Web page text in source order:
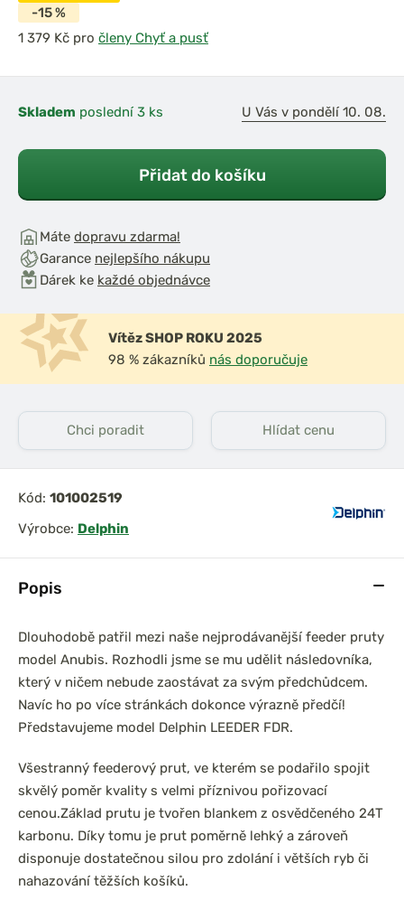
Popis
Dlouhodobě patřil mezi naše nejprodávanější feeder pruty
model Anubis. Rozhodli jsme se mu udělit následovníka,
který v ničem nebude zaostávat za svým předchůdcem.
Navíc ho po více stránkách dokonce výrazně předčí!
Představujeme model Delphin LEEDER FDR.
Všestranný feederový prut, ve kterém se podařilo spojit
skvělý poměr kvality s velmi příznivou pořizovací
cenou.Základ prutu je tvořen blankem z osvědčeného 24T
karbonu. Díky tomu je prut poměrně lehký a zároveň
disponuje dostatečnou silou pro zdolání i větších ryb či
nahazování těžších košíků.
-15 %
pro členy Chyť a pusť
Skladem poslední 3 ks U Vás v pondělí 10. 08.
Přidat do košíku
Máte dopravu zdarma!
Garance nejlepšího nákupu
Dárek ke každé objednávce
Vítěz SHOP ROKU 2025
98 % zákazníků nás doporučuje
Chci poradit Hlídat cenu
Kód: 101002519
Výrobce: Delphin